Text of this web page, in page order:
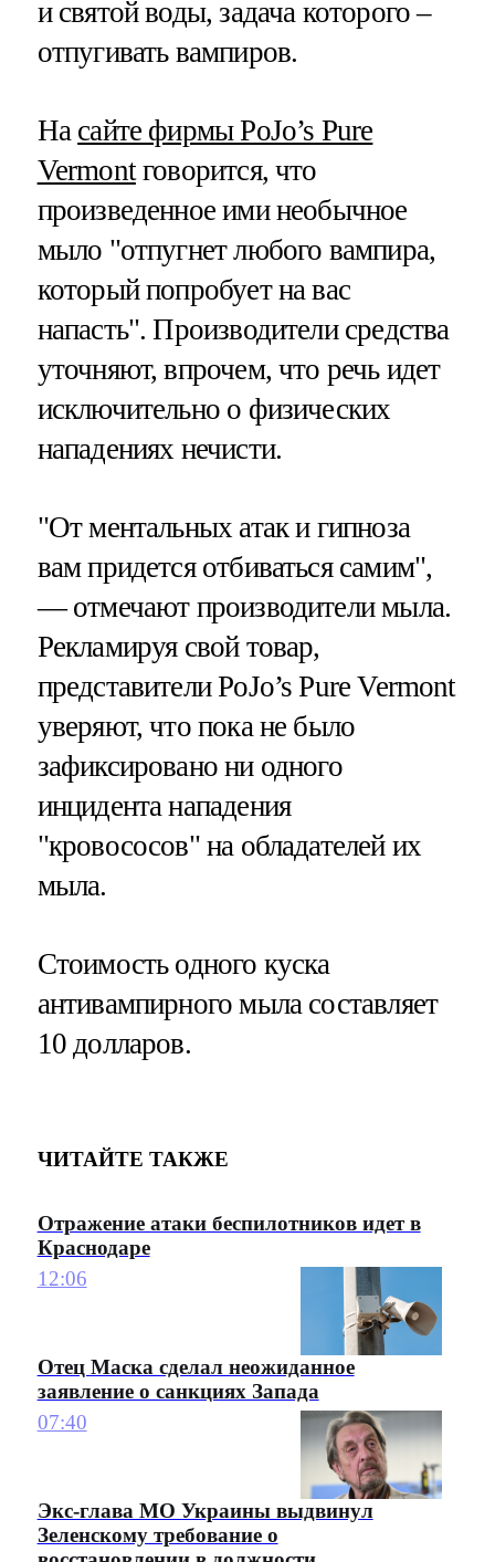
и святой воды, задача которого –
отпугивать вампиров.
На сайте фирмы PoJo’s Pure
Vermontговорится, что
произведенное ими необычное
мыло "отпугнет любого вампира,
который попробует на вас
напасть". Производители средства
уточняют, впрочем, что речь идет
исключительно о физических
нападениях нечисти.
"От ментальных атак и гипноза
вам придется отбиваться самим",
— отмечают производители мыла.
Рекламируя свой товар,
представители PoJo’s Pure Vermont
уверяют, что пока не было
зафиксировано ни одного
инцидента нападения
"кровососов" на обладателей их
мыла.
Стоимость одного куска
антивампирного мыла составляет
10 долларов.
ЧИТАЙТЕ ТАКЖЕ
Отражение атаки беспилотников идет в
Краснодаре
12:06
Отец Маска сделал неожиданное
заявление о санкциях Запада
07:40
Экс-глава МО Украины выдвинул
Зеленскому требование о